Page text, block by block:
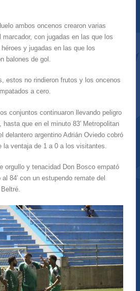
ambos oncenos crearon varias
marcador, con jugadas en las que los
y jugadas en las que los
balones de gol.
estos no rindieron frutos y los oncenos
a cero.
conjuntos continuaron llevando peligro
que en el minuto 83′ Metropolitan
delantero argentino Adrián Oviedo cobró
la ventaja de 1 a 0 a los visitantes.
orgullo y tenacidad Don Bosco empató
84′ con un estupendo remate del
Beltré.